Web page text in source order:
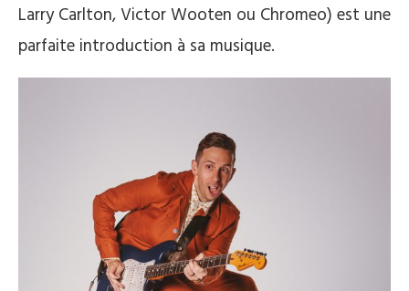
Larry Carlton, Victor Wooten ou Chromeo) est une
parfaite introduction à sa musique.